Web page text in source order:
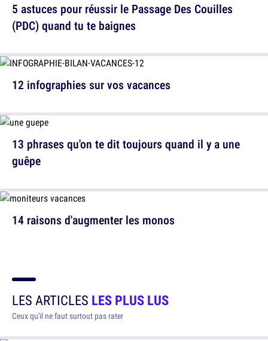
5 astuces pour réussir le Passage Des Couilles
(PDC) quand tu te baignes
13 phrases qu'on te dit toujours quand il y a une
guêpe
12 infographies sur vos vacances
14 raisons d'augmenter les monos
LES ARTICLES LES PLUS LUS
Ceux qu'il ne faut surtout pas rater